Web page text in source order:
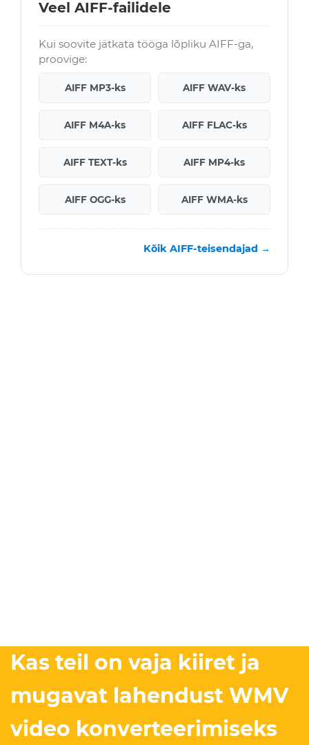
Veel AIFF-failidele
Kui soovite jätkata tööga lõpliku AIFF-ga,
proovige:
AIFF MP3-ks AIFF WAV-ks
AIFF M4A-ks AIFF FLAC-ks
AIFF TEXT-ks AIFF MP4-ks
AIFF OGG-ks AIFF WMA-ks
Kõik AIFF-teisendajad →
Kas teil on vaja kiiret ja
mugavat lahendust WMV
video konverteerimiseks